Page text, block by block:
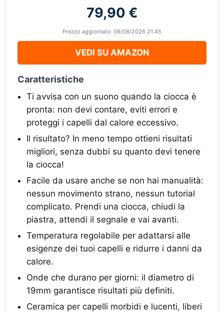
79,90 €
Prezzo aggiornato: 08/08/2026 21:45
VEDI SU AMAZON
Caratteristiche
Ti avvisa con un suono quando la ciocca è
pronta: non devi contare, eviti errori e
proteggi i capelli dal calore eccessivo.
Il risultato? In meno tempo ottieni risultati
migliori, senza dubbi su quanto devi tenere
la ciocca!
Facile da usare anche se non hai manualità:
nessun movimento strano, nessun tutorial
complicato. Prendi una ciocca, chiudi la
piastra, attendi il segnale e vai avanti.
Temperatura regolabile per adattarsi alle
esigenze dei tuoi capelli e ridurre i danni da
calore.
Onde che durano per giorni: il diametro di
19mm garantisce risultati più definiti.
Ceramica per capelli morbidi e lucenti, liberi